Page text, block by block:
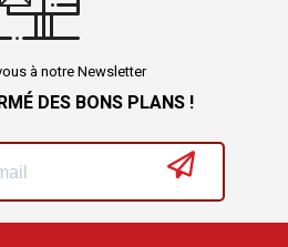
à notre Newsletter
DES BONS PLANS !